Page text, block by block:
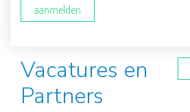
aanmelden
Vacatures en
Partners